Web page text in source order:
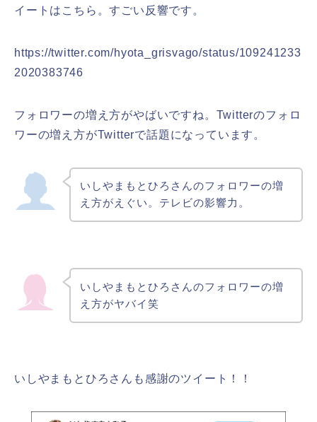
イートはこちら。すごい反響です。
https://twitter.com/hyota_grisvago/status/109241233
2020383746
フォロワーの増え方がやばいですね。Twitterのフォロ
ワーの増え方がTwitterで話題になっています。
いしやまもとひろさんのフォロワーの増
え方がえぐい。テレビの影響力。
いしやまもとひろさんのフォロワーの増
え方がヤバイ笑
いしやまもとひろさんも感謝のツイート！！